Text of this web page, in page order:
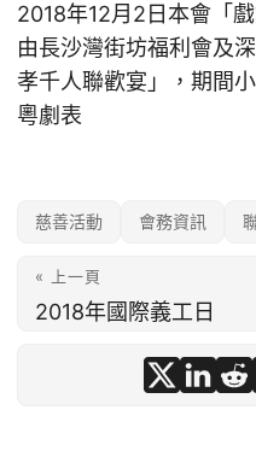
2018年12月2日本會「
由長沙灣街坊福利會及
孝千人聯歡宴」，期間
粵劇表
慈善活動 會務資訊
« 上一頁
2018年國際義工日